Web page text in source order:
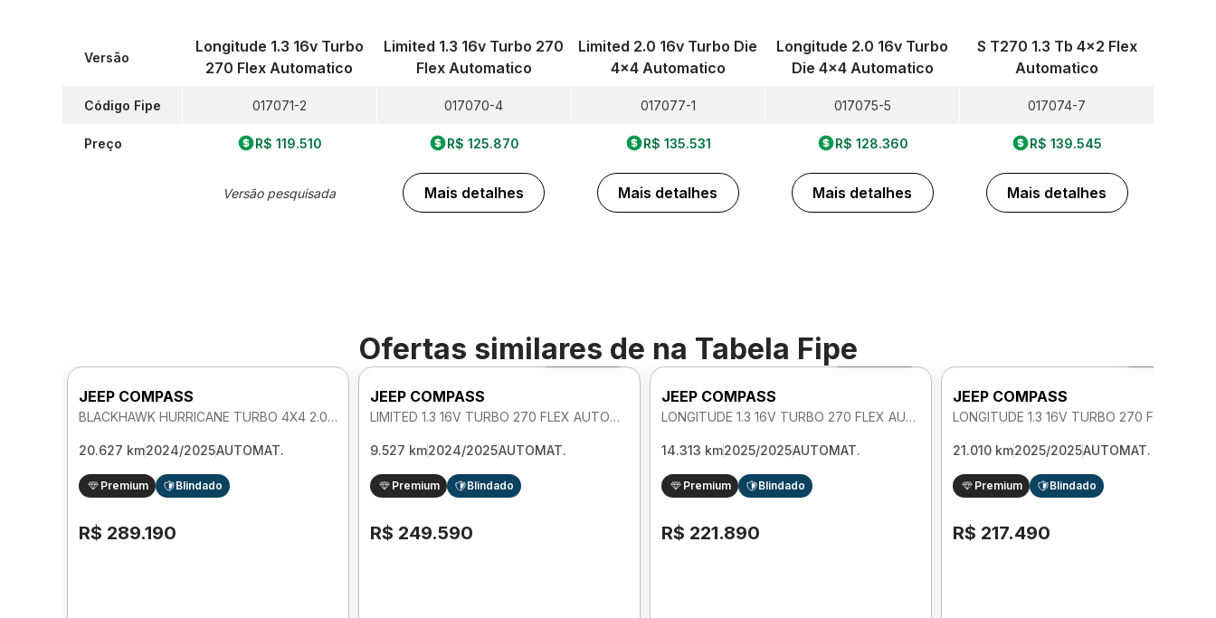
Versão
Código Fipe
Preço
Longitude 1.3 16v Turbo
270 Flex Automatico
017071-2
R$ 119.510
Versão pesquisada
Limited 1.3 16v Turbo 270
Flex Automatico
017070-4
R$ 125.870
Mais detalhes
Limited 2.0 16v Turbo Die
4x4 Automatico
017077-1
R$ 135.531
Mais detalhes
Longitude 2.0 16v Turbo
Die 4x4 Automatico
017075-5
R$ 128.360
Mais detalhes
S T270 1.3 Tb 4x2 Flex
Automatico
017074-7
R$ 139.545
Mais detalhes
Ofertas similares de na Tabela Fipe
JEEP COMPASS
BLACKHAWK HURRICANE TURBO 4X4 2.0 AUTOMATICO
20.627 km2024/2025AUTOMAT.
Premium Blindado
R$ 289.190
Foto 360º
JEEP COMPASS
LIMITED 1.3 16V TURBO 270 FLEX AUTOMATICO
9.527 km2024/2025AUTOMAT.
Premium Blindado
R$ 249.590
Foto 360º
JEEP COMPASS
LONGITUDE 1.3 16V TURBO 270 FLEX AUTOMATICO
14.313 km2025/2025AUTOMAT.
Premium Blindado
R$ 221.890
JEEP COMPASS
21.010 km2025/2025AUTOMAT.
Premium Blindado
R$ 217.490